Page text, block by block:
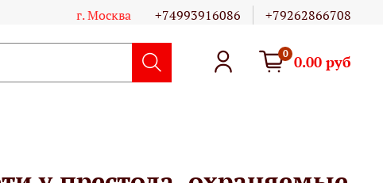
г. Москва +74993916086 +79262866708
0 0.00 руб